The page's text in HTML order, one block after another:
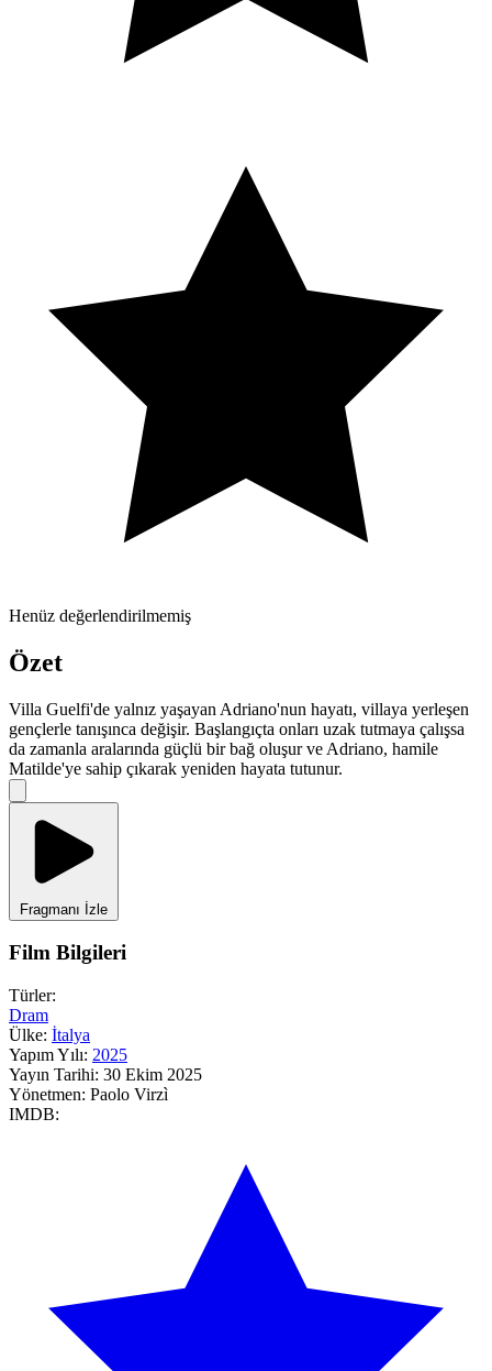
Henüz değerlendirilmemiş
Özet
Villa Guelfi'de yalnız yaşayan Adriano'nun hayatı, villaya yerleşen
gençlerle tanışınca değişir. Başlangıçta onları uzak tutmaya çalışsa
da zamanla aralarında güçlü bir bağ oluşur ve Adriano, hamile
Matilde'ye sahip çıkarak yeniden hayata tutunur.
Fragmanı İzle
Film Bilgileri
Türler:
Dram
Ülke: İtalya
Yapım Yılı: 2025
Yayın Tarihi: 30 Ekim 2025
Yönetmen: Paolo Virzì
IMDB: